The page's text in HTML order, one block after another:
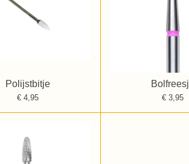
Polijstbitje
€ 4,95 € 3,95